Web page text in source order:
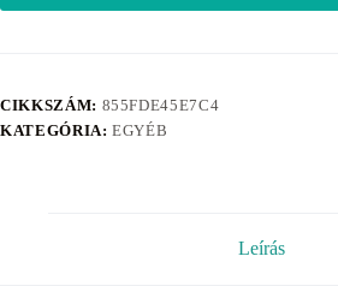
CIKKSZÁM: 855FDE45E7C4
KATEGÓRIA:EGYÉB
Leírás